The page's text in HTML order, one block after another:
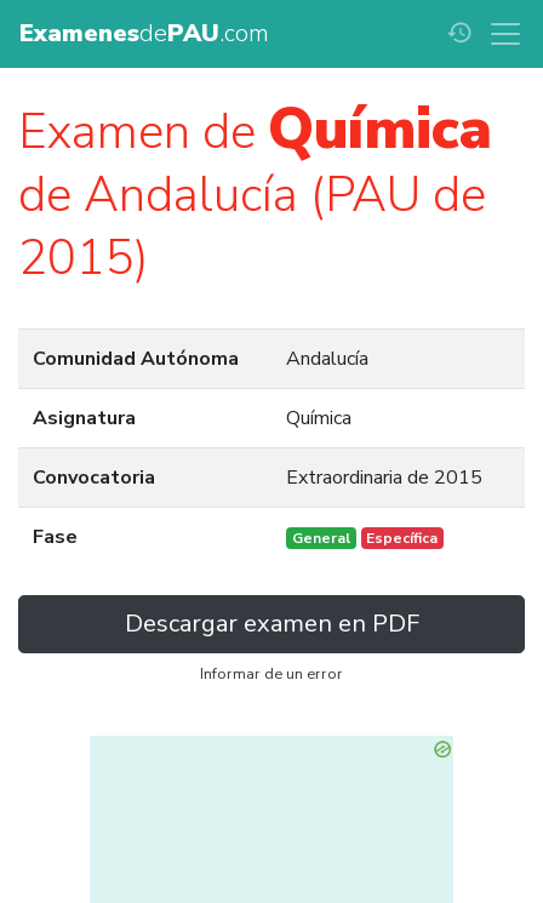
ExamenesdePAU.com history
Examen de Química
de Andalucía (PAU de
2015)
Comunidad Autónoma Andalucía
Asignatura Química
Convocatoria Extraordinaria de 2015
Fase General Específica
Descargar examen en PDF
Informar de un error